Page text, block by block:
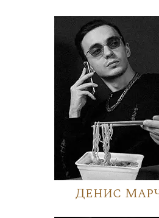
Денис